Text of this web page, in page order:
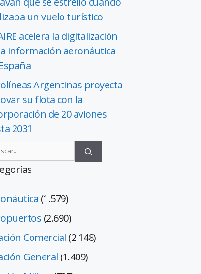
un vuelo turístico
acelera la digitalización
información aeronáutica
Argentinas proyecta
su flota con la
de 20 aviones
2031
(1.579)
(2.690)
Comercial (2.148)
General (1.409)